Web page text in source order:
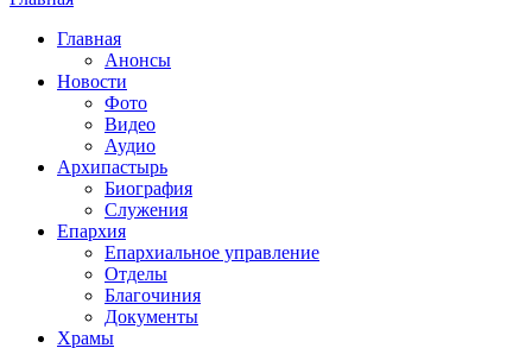
Вы здесь
Главная
Анонсы
Новости
Фото
Видео
Аудио
Архипастырь
Биография
Служения
Епархия
Епархиальное управление
Отделы
Благочиния
Документы
Храмы